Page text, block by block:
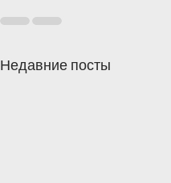
Недавние посты